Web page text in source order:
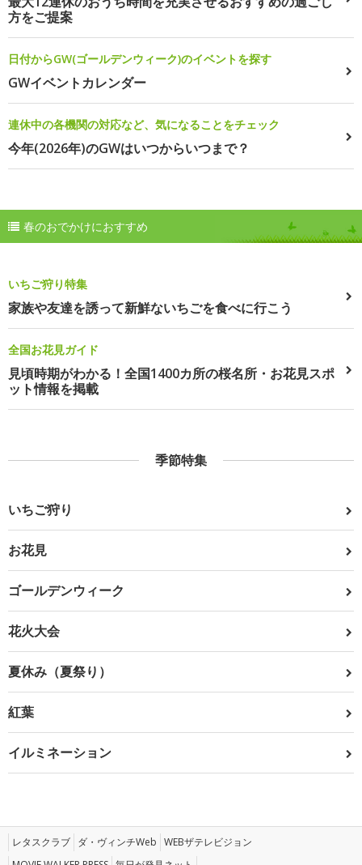
方をご提案
日付からGW(ゴールデンウィーク)のイベントを探す
GWイベントカレンダー
連休中の各機関の対応など、気になることをチェック
今年(2026年)のGWはいつからいつまで？
春のおでかけにおすすめ
いちご狩り特集
家族や友達を誘って新鮮ないちごを食べに行こう
全国お花見ガイド
見頃時期がわかる！全国1400カ所の桜名所・お花見スポ
ット情報を掲載
季節特集
いちご狩り
お花見
ゴールデンウィーク
花火大会
夏休み（夏祭り）
紅葉
イルミネーション
レタスクラブ ダ・ヴィンチWeb WEBザテレビジョン